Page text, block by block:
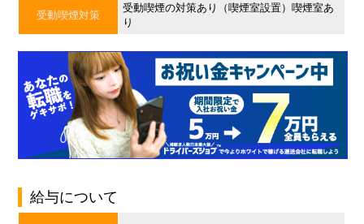
受動喫煙対策
受動喫煙の対策あり（喫煙室設置）喫煙室あ
り
給与について